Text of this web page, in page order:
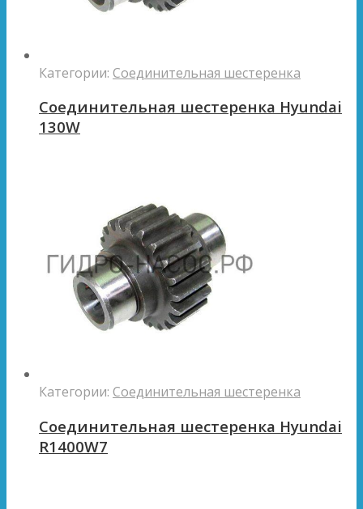
Категории: Соединительная шестеренка
Соединительная шестеренка Hyundai
130W
Категории: Соединительная шестеренка
Соединительная шестеренка Hyundai
R1400W7